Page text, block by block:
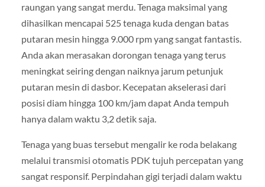
raungan yang sangat merdu. Tenaga maksimal yang
dihasilkan mencapai 525 tenaga kuda dengan batas
putaran mesin hingga 9.000 rpm yang sangat fantastis.
Anda akan merasakan dorongan tenaga yang terus
meningkat seiring dengan naiknya jarum petunjuk
putaran mesin di dasbor. Kecepatan akselerasi dari
posisi diam hingga 100 km/jam dapat Anda tempuh
hanya dalam waktu 3,2 detik saja.
Tenaga yang buas tersebut mengalir ke roda belakang
melalui transmisi otomatis PDK tujuh percepatan yang
sangat responsif. Perpindahan gigi terjadi dalam waktu